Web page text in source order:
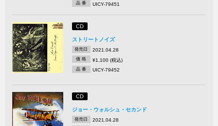
品 番 UICY-79451
CD
ストリートノイズ
発売日 2021.04.28
価 格 ¥1,100 (税込)
品 番 UICY-79452
CD
ジョー・ウォルシュ・セカンド
発売日 2021.04.28